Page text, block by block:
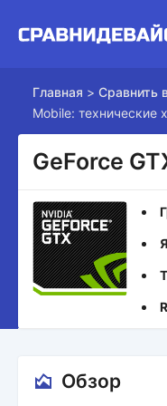
Главная > Сравнить
Mobile: технические
GeForce
Обзор